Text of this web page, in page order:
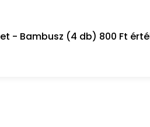
- Bambusz (4 db) 800 Ft